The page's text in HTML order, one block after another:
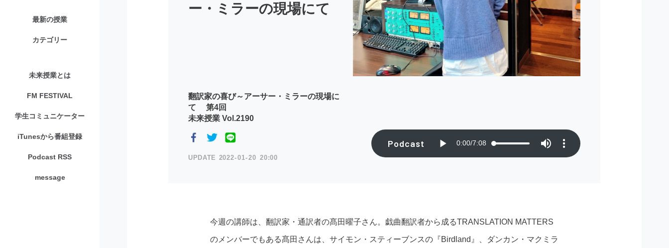
最新の授業
カテゴリー
未来授業とは
FM FESTIVAL
学生コミュニケーター
iTunesから番組登録
Podcast RSS
message
ー・ミラーの現場にて
翻訳家の喜び～アーサー・ミラーの現場に
て 第4回
未来授業 Vol.2190
2022 01 20 20:00
Podcast 0:00/7:08
今週の講師は、翻訳家・通訳者の髙田曜子さん。戯曲翻訳者から成るTRANSLATION MATTERS
のメンバーでもある髙田さんは、サイモン・スティーブンスの『Birdland』、ダンカン・マクミラ